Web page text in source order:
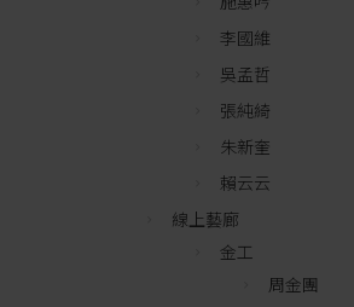
李國維
吳孟哲
張純綺
朱新奎
賴云云
線上藝廊
金工
周金團